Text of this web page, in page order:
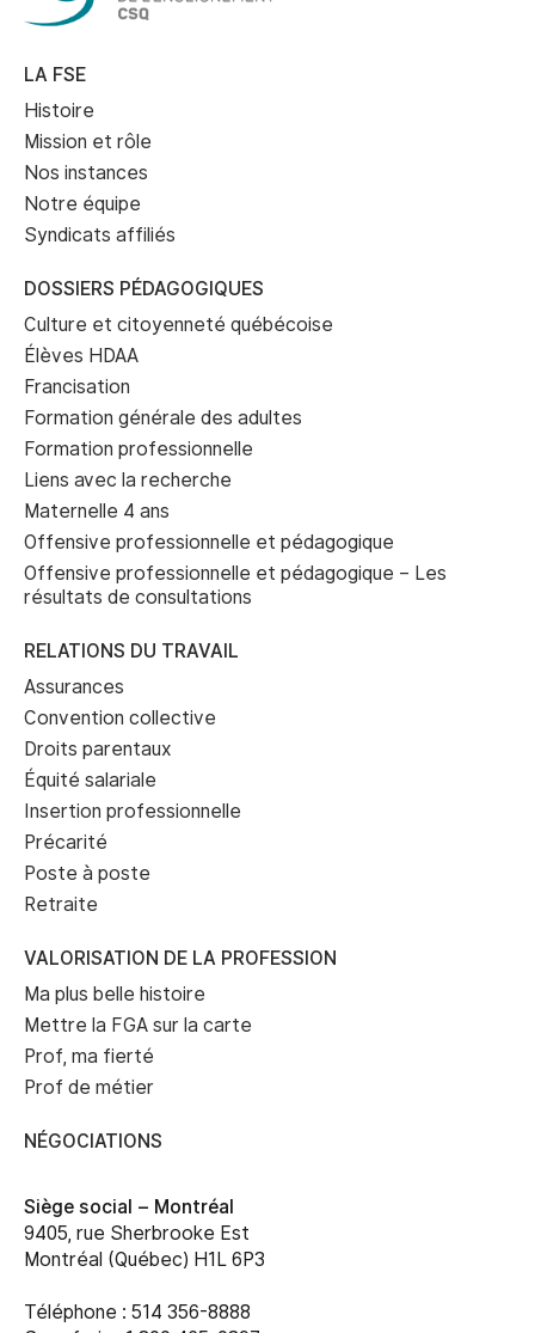
LA FSE
Histoire
Mission et rôle
Nos instances
Notre équipe
Syndicats affiliés
DOSSIERS PÉDAGOGIQUES
Culture et citoyenneté québécoise
Élèves HDAA
Francisation
Formation générale des adultes
Formation professionnelle
Liens avec la recherche
Maternelle 4 ans
Offensive professionnelle et pédagogique
Offensive professionnelle et pédagogique – Les
résultats de consultations
RELATIONS DU TRAVAIL
Assurances
Convention collective
Droits parentaux
Équité salariale
Insertion professionnelle
Précarité
Poste à poste
Retraite
VALORISATION DE LA PROFESSION
Ma plus belle histoire
Mettre la FGA sur la carte
Prof, ma fierté
Prof de métier
NÉGOCIATIONS
Siège social – Montréal
9405, rue Sherbrooke Est
Montréal (Québec) H1L 6P3
Téléphone : 514 356-8888